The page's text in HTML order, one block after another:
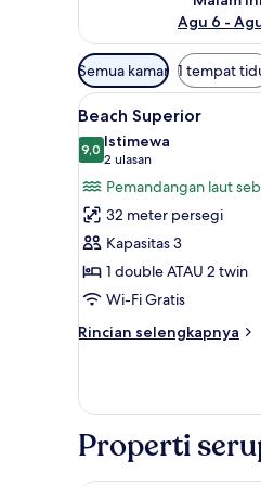
Agu 6 -
Filter
tersedia
untuk
kamar
Semua kamar 1 tempat
Lihat
semua
foto
untuk
Beach
Superior
13
Beach Superior
9,09,0 dari 10
Istimewa
2 ulasan
(2
ulasan)
Pemandangan laut
32 meter persegi
Kapasitas 3
1 double ATAU 2 twin
Wi-Fi Gratis
Rincian selengkapnya
Rincian
Beach
Properti